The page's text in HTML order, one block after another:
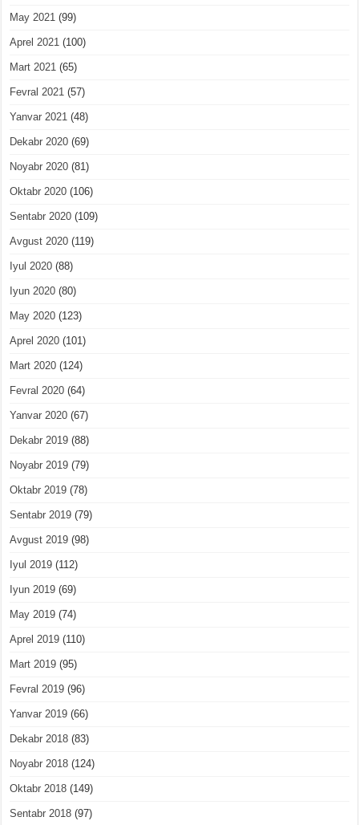
May 2021 (99)
Aprel 2021 (100)
Mart 2021 (65)
Fevral 2021 (57)
Yanvar 2021 (48)
Dekabr 2020 (69)
Noyabr 2020 (81)
Oktabr 2020 (106)
Sentabr 2020 (109)
Avgust 2020 (119)
Iyul 2020 (88)
Iyun 2020 (80)
May 2020 (123)
Aprel 2020 (101)
Mart 2020 (124)
Fevral 2020 (64)
Yanvar 2020 (67)
Dekabr 2019 (88)
Noyabr 2019 (79)
Oktabr 2019 (78)
Sentabr 2019 (79)
Avgust 2019 (98)
Iyul 2019 (112)
Iyun 2019 (69)
May 2019 (74)
Aprel 2019 (110)
Mart 2019 (95)
Fevral 2019 (96)
Yanvar 2019 (66)
Dekabr 2018 (83)
Noyabr 2018 (124)
Oktabr 2018 (149)
Sentabr 2018 (97)